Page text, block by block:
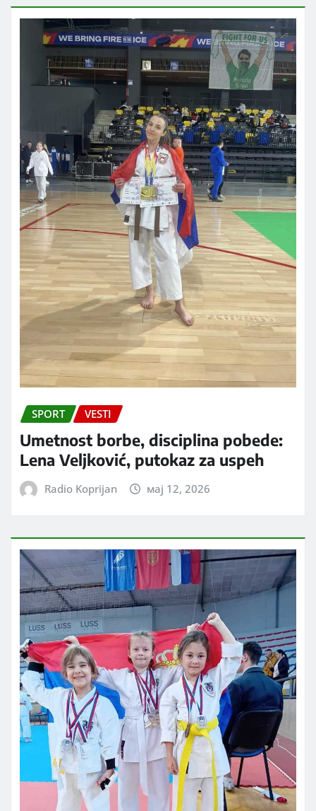
SPORT VESTI
Umetnost borbe, disciplina pobede:
Lena Veljković, putokaz za uspeh
Radio Koprijan мај 12, 2026